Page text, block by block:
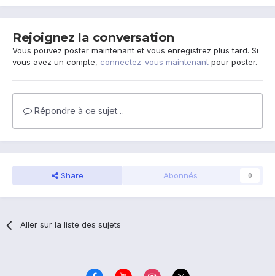
Rejoignez la conversation
Vous pouvez poster maintenant et vous enregistrez plus tard. Si
vous avez un compte, connectez-vous maintenant pour poster.
Répondre à ce sujet…
Share Abonnés 0
Aller sur la liste des sujets